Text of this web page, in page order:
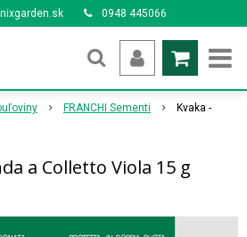
0948 445066
FRANCHI Sementi
Kvaka -
a Colletto Viola 15 g